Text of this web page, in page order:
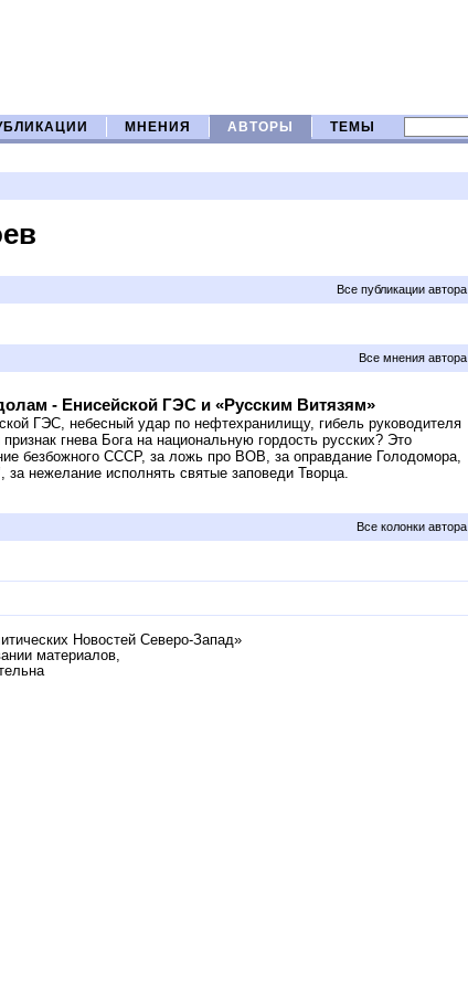
МНЕНИЯ АВТОРЫ ТЕМЫ
Все публикации автора
Все мнения автора
- Енисейской ГЭС и «Русским Витязям»
ГЭС, небесный удар по нефтехранилищу, гибель руководителя
гнева Бога на национальную гордость русских? Это
безбожного СССР, за ложь про ВОВ, за оправдание Голодомора,
нежелание исполнять святые заповеди Творца.
Все колонки автора
Новостей Северо-Запад»
материалов,